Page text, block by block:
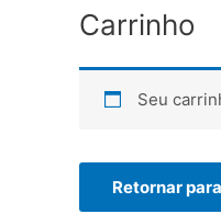
Carrinho
Seu
Retornar